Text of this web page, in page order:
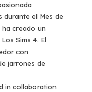
durante el Mes de
ha creado un
Sims 4. El
con
jarrones de
in collaboration